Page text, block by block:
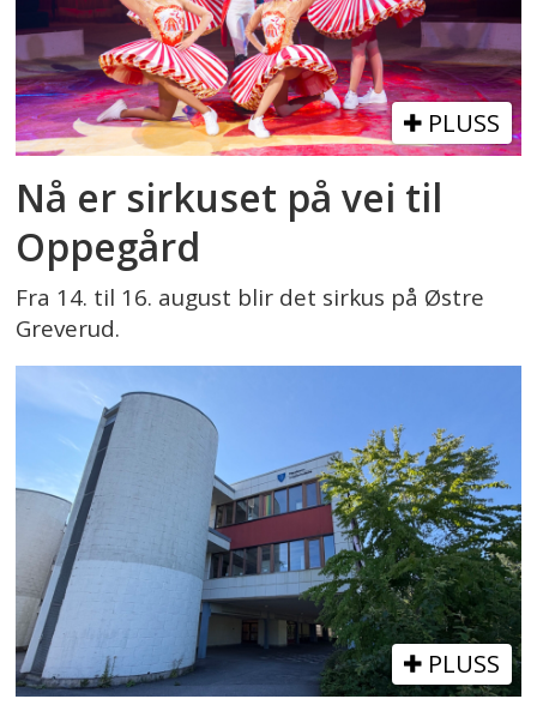
PLUSS
Nå er sirkuset på vei til
Oppegård
Fra 14. til 16. august blir det sirkus på Østre
Greverud.
PLUSS